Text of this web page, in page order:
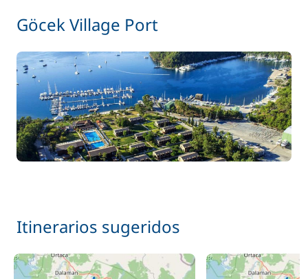
Patrón (comidas no incluidas)
Ropa de cama Incluido en el precio
—
Tasas portuarias Incluido en el precio
—
Wifi
Göcek Village Port
Itinerarios sugeridos